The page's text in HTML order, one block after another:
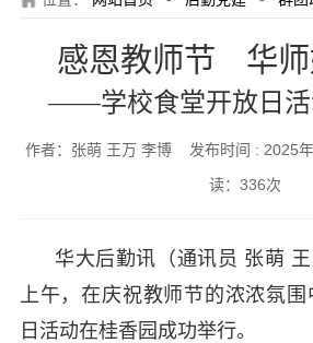
感恩教师节 华师
——学校食堂开放日活
作者：张萌 王万 李博 发布时间 :
读： 336次
华大后勤讯（通讯员 张萌
上午，在庆祝教师节的浓浓氛
日活动在桂香园成功举行。